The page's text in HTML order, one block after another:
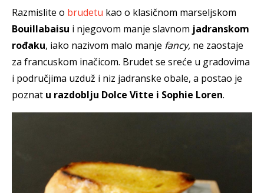
Razmislite o brudetu kao o klasičnom marseljskom
Bouillabaisu i njegovom manje slavnom jadranskom
rođaku, iako nazivom malo manje fancy, ne zaostaje
za francuskom inačicom. Brudet se sreće u gradovima
i područjima uzduž i niz jadranske obale, a postao je
poznat u razdoblju Dolce Vitte i Sophie Loren.